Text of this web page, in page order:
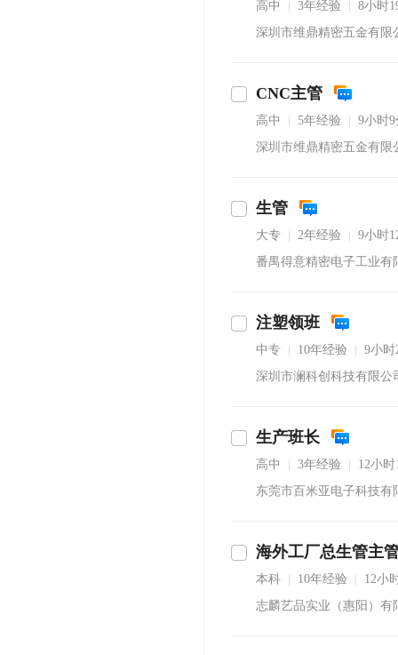
高中 3年经验
8小时
深圳市维鼎精密五金有限
CNC主管
高中 5年经验
9小时
深圳市维鼎精密五金有限
生管
大专 2年经验
9小时
番禺得意精密电子工业有
注塑领班
中专 10年经验
9小时
深圳市澜科创科技有限公
生产班长
高中 3年经验
12小
东莞市百米亚电子科技有
海外工厂总生管主
本科 10年经验
12小
志麟艺品实业（惠阳）有